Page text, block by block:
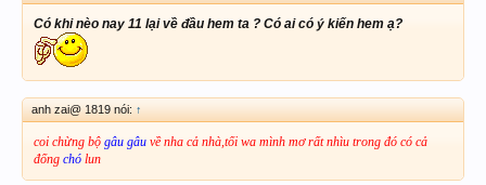
Có khi nèo nay 11 lại về đầu hem ta ? Có ai có ý kiến hem ạ?
anh zai@ 1819 nói: ↑
coi chừng bộ gâu gâu về nha cả nhà,tối wa mình mơ rất nhìu trong đó có cả
đống chó lun